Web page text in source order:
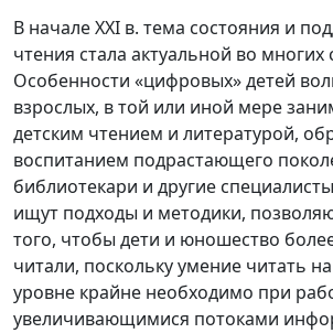
В начале XXI в. тема состояния и
чтения стала актуальной во многих
Особенности «цифровых» детей
взрослых, в той или иной мере
детским чтением и литературой,
воcпитанием подрастающего
библиотекари и другие
ищут подходы и методики,
того, чтобы дети и юношество
читали, поскольку умение читать
уровне крайне необходимо при
увеличивающимися потоками